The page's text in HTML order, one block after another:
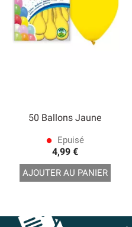
50 Ballons Jaune
lens Epuisé
4,99 €
AJOUTER AU PANIER